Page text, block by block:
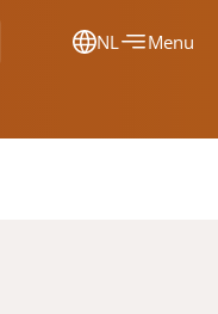
NL Menu